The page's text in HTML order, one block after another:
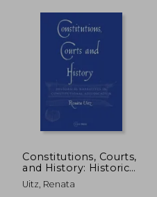
Constitutions, Courts,
and History: Historical
Narratives in
Constitutional
Uitz, Renata